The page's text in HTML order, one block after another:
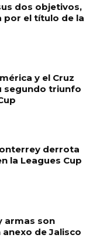
dos objetivos,
por el título de la
y el Cruz
segundo triunfo
derrota
la Leagues Cup
armas son
de Jalisco